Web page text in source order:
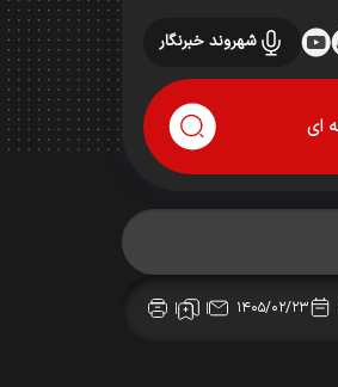
شهروند خبرنگار
ای
۱۴۰۵/۰۲/۲۳